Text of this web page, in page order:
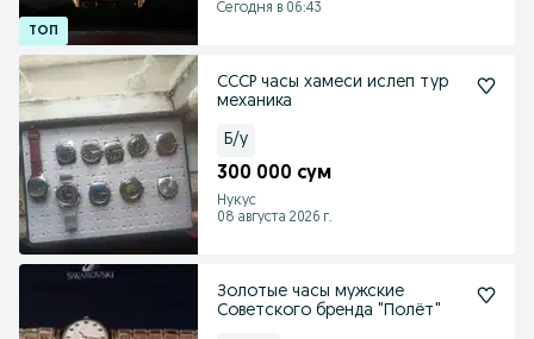
Сегодня в 06:43
СССР часы хамеси ислеп тур
механика
Б/у
300 000 сум
Нукус
08 августа 2026 г.
Золотые часы мужские
Советского бренда "Полёт"